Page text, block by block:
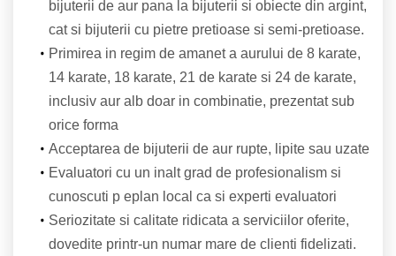
bijuterii de aur pana la bijuterii si obiecte din argint,
cat si bijuterii cu pietre pretioase si semi-pretioase.
Primirea in regim de amanet a aurului de 8 karate,
14 karate, 18 karate, 21 de karate si 24 de karate,
inclusiv aur alb doar in combinatie, prezentat sub
orice forma
Acceptarea de bijuterii de aur rupte, lipite sau uzate
Evaluatori cu un inalt grad de profesionalism si
cunoscuti p eplan local ca si experti evaluatori
Seriozitate si calitate ridicata a serviciilor oferite,
dovedite printr-un numar mare de clienti fidelizati.